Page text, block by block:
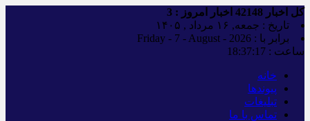
کل اخبار اخبار امروز : 3
تاریخ : جمعه, ۱۶ مرداد , ۱۴۰۵
برابر با : Friday - 7 - August - 2026
ساعت : 18:37:18
خانه
پیوندها
تبلیغات
تماس با ما